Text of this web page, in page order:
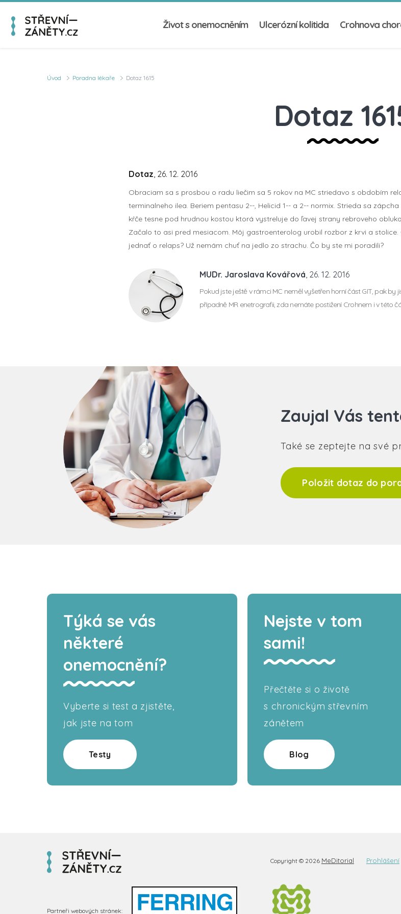
Život s onemocněním Ulcerózní kolitida Crohnova
Úvod Poradna lékaře Dotaz 1615
Dotaz
Dotaz, 26. 12. 2016
Obraciam sa s prosbou o radu liečim sa 5 rokov na MC striedavo s obdobím
terminalneho ilea. Beriem pentasu 2--, Helicid 1-- a 2-- normix. Strieda sa
kŕče tesne pod hrudnou kostou ktorá vystreluje do ľavej strany rebroveho
Začalo to asi pred mesiacom. Môj gastroenterolog urobil rozbor z krvi a
jednať o relaps? Už nemám chuť na jedlo zo strachu. Čo by ste mi poradili?
MUDr. Jaroslava Kovářová , 26. 12. 2016
Pokud jste ještě v rámci MC neměl vyšetřen horní část GIT, pak
případně MR enetrografii, zda nemáte postižení Crohnem i v této
Zaujal Vás
Také se zeptejte na své
Položit dotaz do
Týká se vás
některé
onemocnění?
Vyberte si test a zjistěte,
jak jste na tom
Testy
Nejste v tom
sami!
Přečtěte si o životě
s chronickým střevním
zánětem
Blog
Copyright © 2026 MeDitorial Prohlášení
Partneři webových stránek: